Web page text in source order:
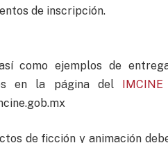
de inscripción.
como ejemplos de
en la página del IMCINE
de ficción y animación